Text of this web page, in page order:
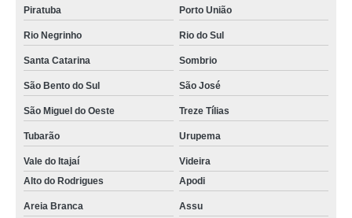
Piratuba Porto União
Rio Negrinho Rio do Sul
Santa Catarina Sombrio
São Bento do Sul São José
São Miguel do Oeste Treze Tílias
Tubarão Urupema
Vale do Itajaí
Videira
Alto do Rodrigues
Apodi
Areia Branca Assu